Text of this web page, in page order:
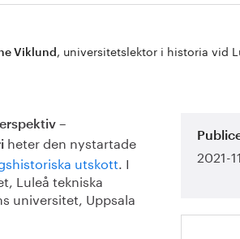
Viklund , universitetslektor i historia vid
–
heter den nystartade
utskott. I
Luleå tekniska
universitet, Uppsala
2021-